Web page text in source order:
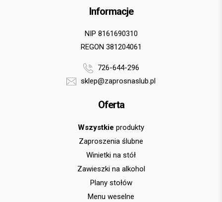
Informacje
NIP 8161690310
REGON 381204061
726-644-296
sklep@zaprosnaslub.pl
Oferta
Wszystkie produkty
Zaproszenia ślubne
Winietki na stół
Zawieszki na alkohol
Plany stołów
Menu weselne